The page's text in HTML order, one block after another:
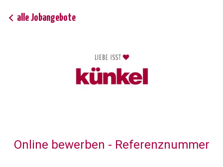
Online bewerben - Referenznummer
alle Jobangebote